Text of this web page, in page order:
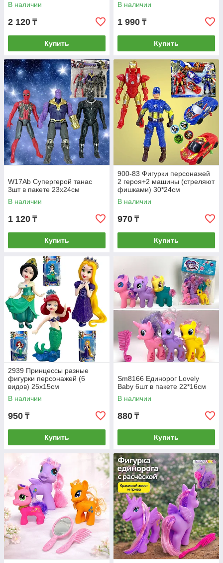
В наличии
2 120 ₸
Купить
В наличии
1 990 ₸
Купить
W17Ab Супергерой танас
3шт в пакете 23х24см
В наличии
1 120 ₸
Купить
900-83 Фигурки персонажей
2 героя+2 машины (стреляют
фишками) 30*24см
В наличии
970 ₸
Купить
2939 Принцессы разные
фигурки персонажей (6
видов) 25х15см
В наличии
950 ₸
Купить
Sm8166 Единорог Lovely
Baby 6шт в пакете 22*16см
В наличии
880 ₸
Купить